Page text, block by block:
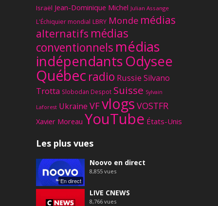
Israël Jean-Dominique Michel Julian Assange
L'Échiquier mondial LBRY Monde médias
alternatifs médias
conventionnels médias
indépendantsOdysee
Québec radio Russie Silvano
Trotta Slobodan Despot Suisse Sylvain
Laforest Ukraine VFvlogs VOSTFR
Xavier Moreau YouTube États-Unis
Les plus vues
En direct
Noovo en direct
8,855 vues
LIVE CNEWS
8,766 vues